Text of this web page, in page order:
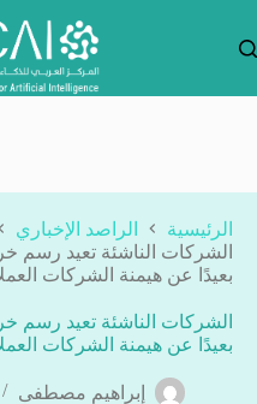
المحتوى
الرئيسية
الراصد الإخباري
الشركات الناشئة تعيد رسم
بعيدًا عن هيمنة الشركات
الشركات الناشئة تعيد رسم
بعيدًا عن هيمنة الشركات
إبراهيم مصطفى